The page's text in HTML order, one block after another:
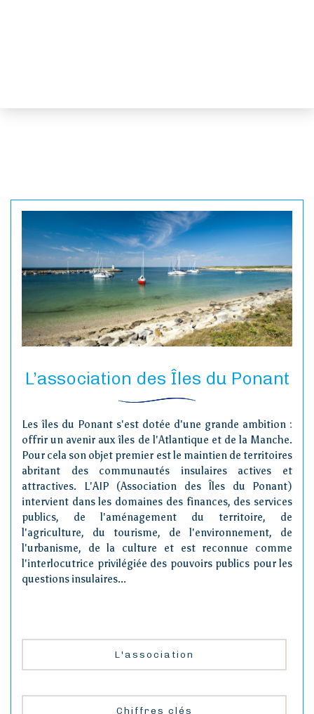
L’association des Îles du Ponant
Les îles du Ponant s'est dotée d'une grande ambition :
offrir un avenir aux îles de l'Atlantique et de la Manche.
Pour cela son objet premier est le maintien de territoires
abritant des communautés insulaires actives et
attractives. L'AIP (Association des Îles du Ponant)
intervient dans les domaines des finances, des services
publics, de l'aménagement du territoire, de
l'agriculture, du tourisme, de l'environnement, de
l'urbanisme, de la culture et est reconnue comme
l'interlocutrice privilégiée des pouvoirs publics pour les
questions insulaires...
L'association
Chiffres clés